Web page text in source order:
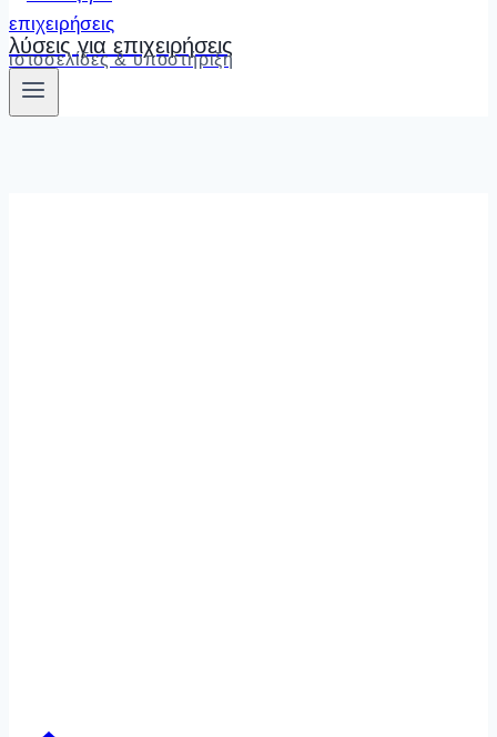
λύσεις για επιχειρήσεις
ιστοσελίδες & υποστήριξη